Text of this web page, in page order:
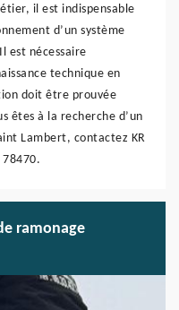
il est indispensable
d’un système
est nécessaire
technique en
doit être prouvée
êtes à la recherche d’un
Lambert, contactez KR
ramonage